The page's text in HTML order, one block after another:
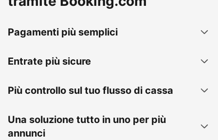
Pagamenti più semplici
Entrate più sicure
Più controllo sul tuo flusso di cassa
Una soluzione tutto in uno per più
annunci